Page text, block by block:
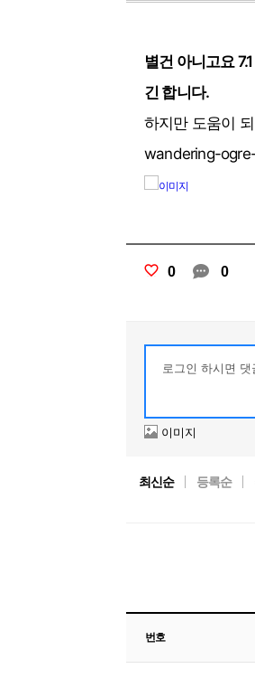
별건 아니고요
긴 합니다.
하지만 도움이
wandering-
0 0
이미지
최신순 등록순
번호